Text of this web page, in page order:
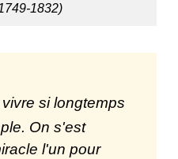
1832)
si longtemps
On s'est
l'un pour